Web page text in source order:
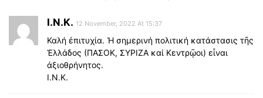
Ι.Ν.Κ. 12 November, 2022 At 15:37
Καλή ἐπιτυχία. Ἡ σημερινή πολιτική κατάστασις τῆς
Ἑλλάδος (ΠΑΣΟΚ, ΣΥΡΙΖΑ καί Κεντρῷοι) εἶναι
ἀξιοθρήνητος.
Ι.Ν.Κ.